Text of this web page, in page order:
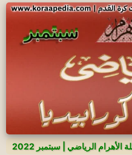
الرياضي | سبتمبر 2022